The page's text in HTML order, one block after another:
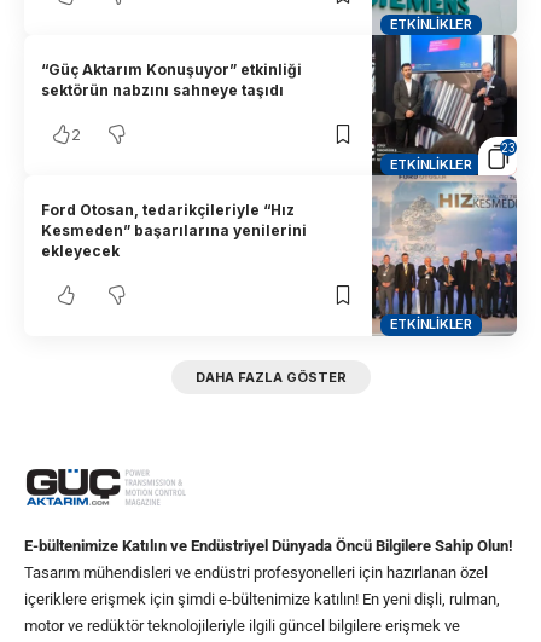
ETKINLIKLER
23
ETKINLIKLER
“Güç Aktarım Konuşuyor” etkinliği
sektörün nabzını sahneye taşıdı
2
ETKINLIKLER
Ford Otosan, tedarikçileriyle “Hız
Kesmeden” başarılarına yenilerini
ekleyecek
DAHA FAZLA GÖSTER
E-bültenimize Katılın ve Endüstriyel Dünyada Öncü Bilgilere Sahip Olun!
Tasarım mühendisleri ve endüstri profesyonelleri için hazırlanan özel
içeriklere erişmek için şimdi e-bültenimize katılın! En yeni dişli, rulman,
motor ve redüktör teknolojileriyle ilgili güncel bilgilere erişmek ve